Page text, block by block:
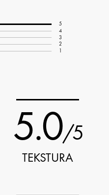
5
4
3
2
1
5.0/5
TEKSTURA